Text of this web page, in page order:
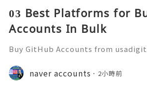
03 Best Platforms for
Accounts In Bulk
Buy GitHub Accounts from
pp :+1 (506) 541-7768
b 💫💎💲💫🌐✨💎Discord:
naver accounts 2小時前